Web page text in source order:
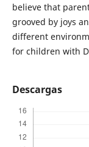
believe that
grooved by joys
different
for children with
Descargas